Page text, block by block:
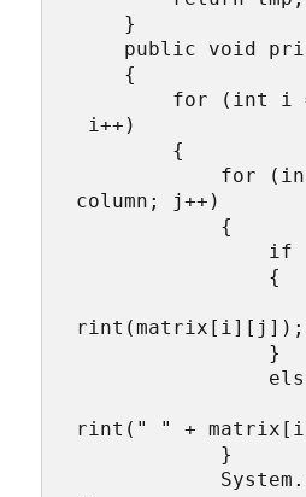
}
public void
{
for (int i =
i++)
{
for (int j
column; j++)
{
if (j
{
rint(matrix[i][j]);
}
rint(" " +
}